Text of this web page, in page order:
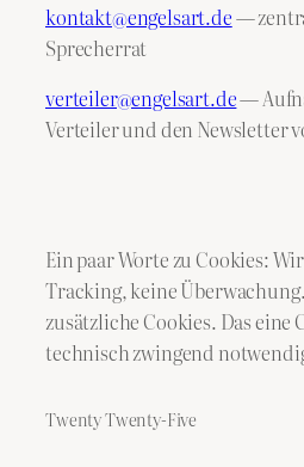
kontakt@engelsart.de—
Sprecherrat
verteiler@engelsart.de—
Verteiler und den Newsletter
Ein paar Worte zu Cookies:
Tracking, keine
zusätzliche Cookies. Das eine
technisch zwingend
Twenty Twenty-Five